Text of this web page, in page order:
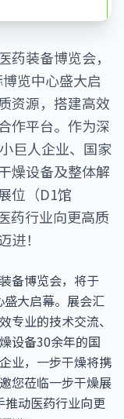
装备博览会，
览中心盛大启
资源，搭建高效
作平台。作为深
巨人企业、国家
燥设备及整体解
位（D1馆
药行业向更高质
！
备博览会，将于
大启幕。展会汇
专业的技术交流、
设备30余年的国
业，一步干燥将携
您莅临一步干燥展
推动医药行业向更